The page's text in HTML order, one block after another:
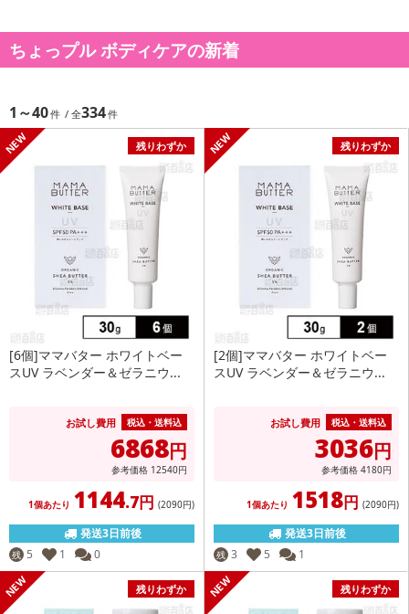
ちょっプル ボディケアの新着
1～40 334
残りわずか
[6個]ママバター ホワイトベー
スUV ラベンダー＆ゼラニウ...
お試し費用 税込・送料込
6868円
参考価格 12540円
1個あたり 1144.7円 (2090円)
発送3日前後
残 5 1 0
残りわずか
[2個]ママバター ホワイトベー
スUV ラベンダー＆ゼラニウ...
お試し費用 税込・送料込
3036円
参考価格 4180円
1個あたり 1518円 (2090円)
発送3日前後
残 3 5 1
残りわずか 残りわずか